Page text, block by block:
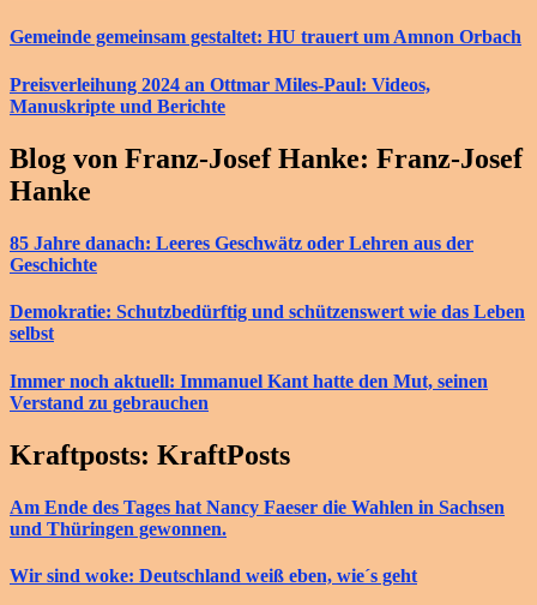
Gemeinde gemeinsam gestaltet: HU trauert um Amnon Orbach
Preisverleihung 2024 an Ottmar Miles-Paul: Videos,
Manuskripte und Berichte
Blog von Franz-Josef Hanke: Franz-Josef
Hanke
85 Jahre danach: Leeres Geschwätz oder Lehren aus der
Geschichte
Demokratie: Schutzbedürftig und schützenswert wie das Leben
selbst
Immer noch aktuell: Immanuel Kant hatte den Mut, seinen
Verstand zu gebrauchen
Kraftposts: KraftPosts
Am Ende des Tages hat Nancy Faeser die Wahlen in Sachsen
und Thüringen gewonnen.
Wir sind woke: Deutschland weiß eben, wie´s geht